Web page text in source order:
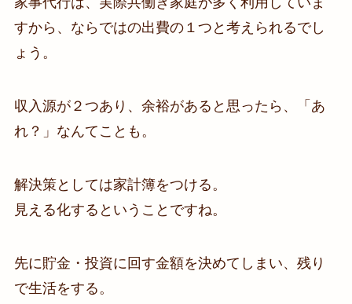
すから、ならではの出費の１つと考えられるでし
ょう。
収入源が２つあり、余裕があると思ったら、「あ
れ？」なんてことも。
解決策としては家計簿をつける。
見える化するということですね。
先に貯金・投資に回す金額を決めてしまい、残り
で生活をする。